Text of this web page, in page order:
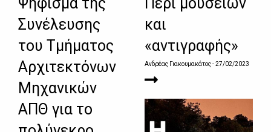
Ψήφισμα της
Συνέλευσης
του Τμήματος
Αρχιτεκτόνων
Μηχανικών
ΑΠΘ για το
Περί μουσείων
και
«αντιγραφής»
Ανδρέας Γιακουμακάτος- 27/02/2023